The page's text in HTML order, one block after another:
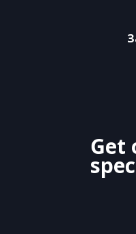
Get